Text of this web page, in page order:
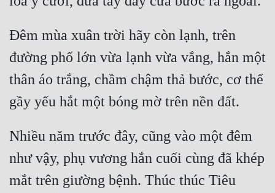
Đêm mùa xuân trời hãy còn lạnh, trên
đường phố lớn vừa lạnh vừa vắng, hắn một
thân áo trắng, chầm chậm thả bước, cơ thể
Nhiều năm trước đây, cũng vào một đêm
như vậy, phụ vương hắn cuối cùng đã khép
mắt trên giường bệnh. Thúc thúc Tiêu